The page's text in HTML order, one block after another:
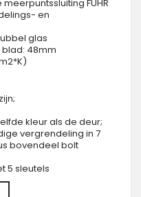
FUHR
en
glas
48mm
kleur als de deur;
vergrendeling in 7
bovendeel bolt
5 sleutels